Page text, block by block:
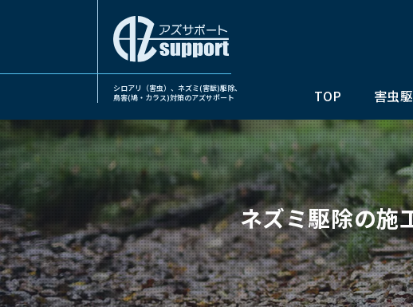
シロアリ（害虫）、ネズミ(害獣)駆除、
鳥害(鳩・カラス)対策のアズサポート
TOP 害虫
ネズミ駆除の施